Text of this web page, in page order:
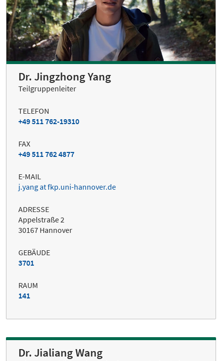
Dr. Jingzhong Yang
Teilgruppenleiter
TELEFON
+49 511 762-19310
FAX
+49 511 762 4877
E-MAIL
j.yang at fkp.uni-hannover.de
ADRESSE
Appelstraße 2
30167 Hannover
GEBÄUDE
3701
RAUM
141
Dr. Jialiang Wang